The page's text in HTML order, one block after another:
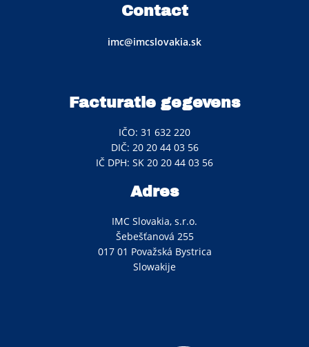
Contact
imc@imcslovakia.sk
Facturatie gegevens
IČO: 31 632 220
DIČ: 20 20 44 03 56
IČ DPH: SK 20 20 44 03 56
Adres
IMC Slovakia, s.r.o.
Šebešťanová 255
017 01 Považská Bystrica
Slowakije